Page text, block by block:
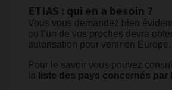
ETIAS : qui en a besoin ?
Vous vous demandez bien
ou l’un de vos proches devra
autorisation pour venir en
Pour le savoir vous pouvez
la liste des pays concernés par